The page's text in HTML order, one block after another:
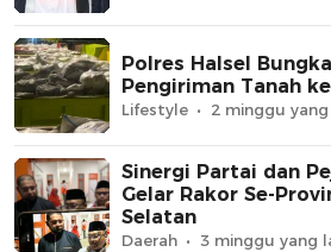
Polres Halsel Bungkam Kasus
Pengiriman Tanah
Lifestyle 2 minggu
Sinergi Partai dan
Gelar Rakor Se-
Selatan
Daerah 3 minggu yang